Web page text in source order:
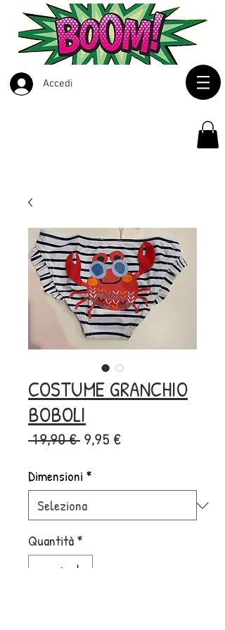
Accedi
COSTUME GRANCHIO
BOBOLI
19,90 € Prezzo
9,95 €Prezzo
Dimensioni *
Quantità*